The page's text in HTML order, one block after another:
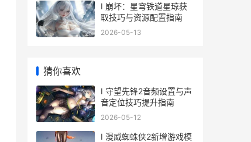
I 崩坏：星穹铁道星琼获
取技巧与资源配置指南
2026-05-13
猜你喜欢
I 守望先锋2音频设置与声
音定位技巧提升指南
2026-05-12
I 漫威蜘蛛侠2新增游戏模